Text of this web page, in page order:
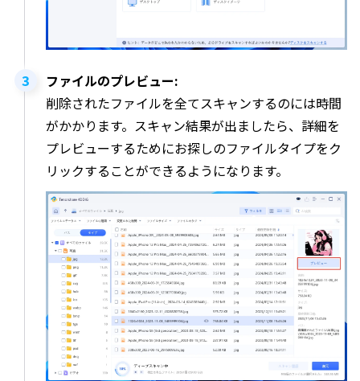
ファイルのプレビュー:
削除されたファイルを全てスキャンするのには時間
がかかります。スキャン結果が出ましたら、詳細を
プレビューするためにお探しのファイルタイプをク
リックすることができるようになります。